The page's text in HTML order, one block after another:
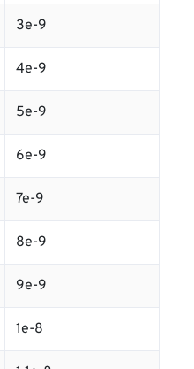
3e-9
4e-9
5e-9
6e-9
7e-9
8e-9
9e-9
1e-8